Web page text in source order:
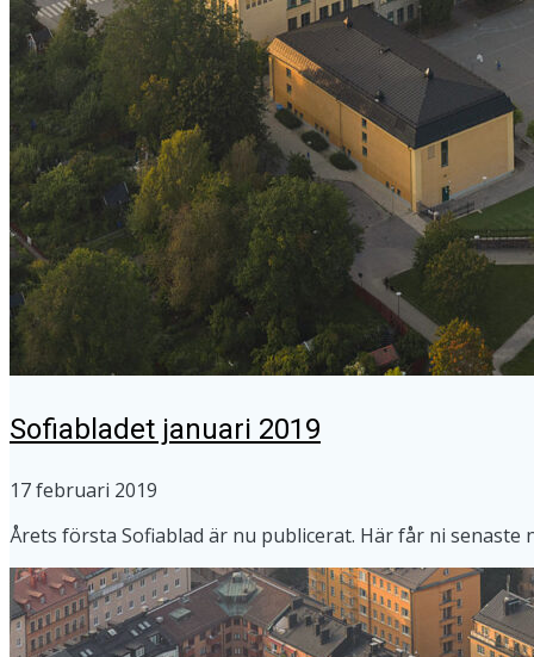
Sofiabladet januari 2019
17 februari 2019
Årets första Sofiablad är nu publicerat. Här får ni